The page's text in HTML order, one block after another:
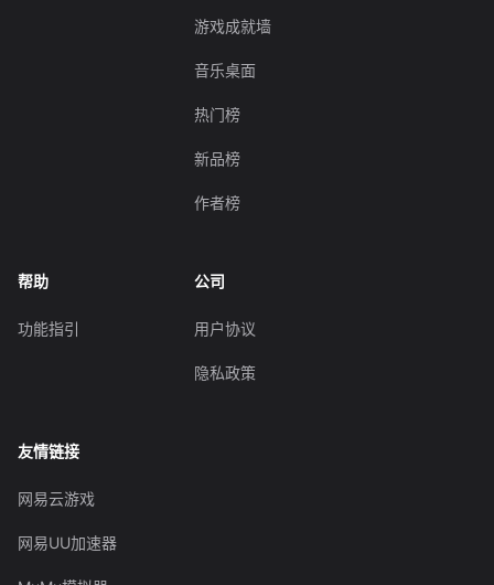
游戏成就墙
音乐桌面
热门榜
新品榜
作者榜
帮助
功能指引
公司
用户协议
隐私政策
友情链接
网易云游戏
网易UU加速器